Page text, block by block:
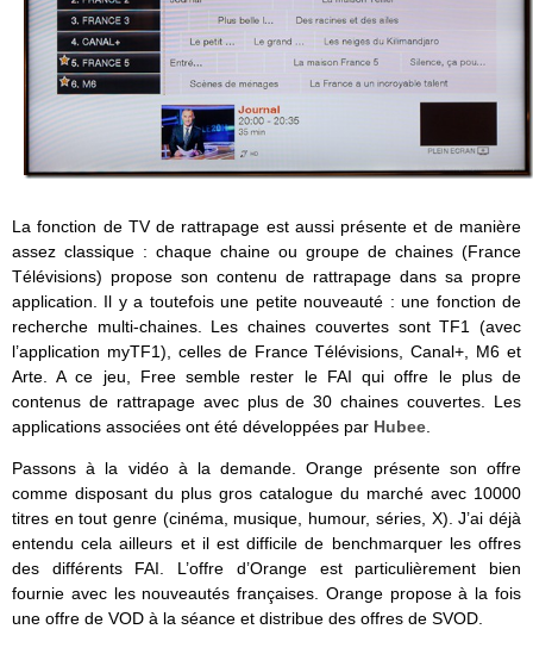
La fonction de TV de rattrapage est aussi présente et de manière
assez classique : chaque chaine ou groupe de chaines (France
Télévisions) propose son contenu de rattrapage dans sa propre
application. Il y a toutefois une petite nouveauté : une fonction de
recherche multi-chaines. Les chaines couvertes sont TF1 (avec
l’application myTF1), celles de France Télévisions, Canal+, M6 et
Arte. A ce jeu, Free semble rester le FAI qui offre le plus de
contenus de rattrapage avec plus de 30 chaines couvertes. Les
applications associées ont été développées par Hubee
Passons à la vidéo à la demande. Orange présente son offre
comme disposant du plus gros catalogue du marché avec 10000
titres en tout genre (cinéma, musique, humour, séries, X). J’ai déjà
entendu cela ailleurs et il est difficile de benchmarquer les offres
des différents FAI. L’offre d’Orange est particulièrement bien
fournie avec les nouveautés françaises. Orange propose à la fois
une offre de VOD à la séance et distribue des offres de SVOD.